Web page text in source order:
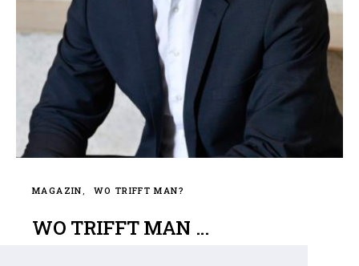
MAGAZIN WO TRIFFT MAN?
WO TRIFFT MAN …